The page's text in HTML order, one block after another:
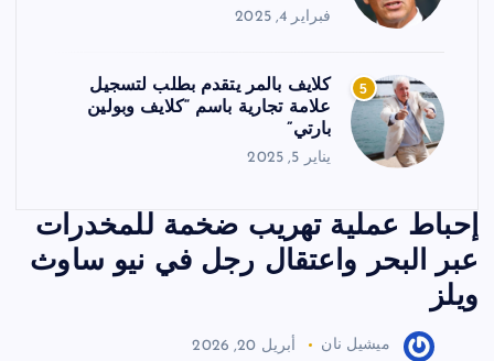
فبراير 4, 2025
5
كلايف بالمر يتقدم بطلب لتسجيل
علامة تجارية باسم “كلايف وبولين
بارتي”
يناير 5, 2025
إحباط عملية تهريب ضخمة للمخدرات
عبر البحر واعتقال رجل في نيو ساوث
ويلز
ميشيل نان أبريل 20, 2026